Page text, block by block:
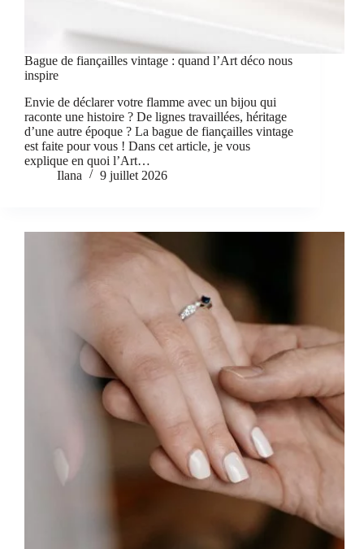
Bague de fiançailles vintage : quand l’Art déco nous
inspire
Envie de déclarer votre flamme avec un bijou qui
raconte une histoire ? De lignes travaillées, héritage
d’une autre époque ? La bague de fiançailles vintage
est faite pour vous ! Dans cet article, je vous
explique en quoi l’Art…
Ilana
9 juillet 2026